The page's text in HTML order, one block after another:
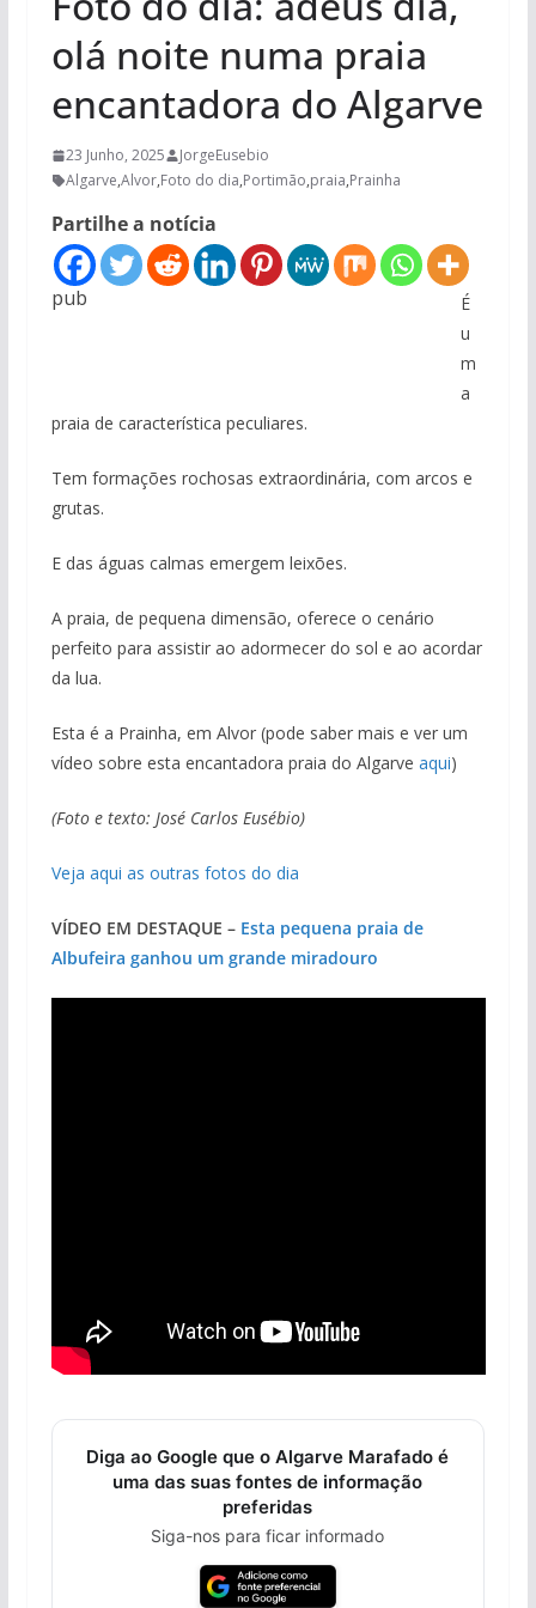
olá noite numa praia
encantadora do Algarve
23 Junho, 2025
JorgeEusebio
Algarve,Alvor,Foto do dia,Portimão,praia,Prainha
Partilhe a notícia
pub
É
u
m
a
praia de característica peculiares.
Tem formações rochosas extraordinária, com arcos e
grutas.
E das águas calmas emergem leixões.
A praia, de pequena dimensão, oferece o cenário
perfeito para assistir ao adormecer do sol e ao acordar
da lua.
Esta é a Prainha, em Alvor (pode saber mais e ver um
vídeo sobre esta encantadora praia do Algarve aqui)
(Foto e texto: José Carlos Eusébio)
Veja aqui as outras fotos do dia
VÍDEO EM DESTAQUE – Esta pequena praia de
Albufeira ganhou um grande miradouro
Diga ao Google que o Algarve Marafado é
uma das suas fontes de informação
preferidas
Siga-nos para ficar informado